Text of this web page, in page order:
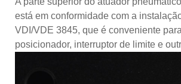
está em conformidade com a
VDI/VDE 3845, que é conveniente
posicionador, interruptor de limite e